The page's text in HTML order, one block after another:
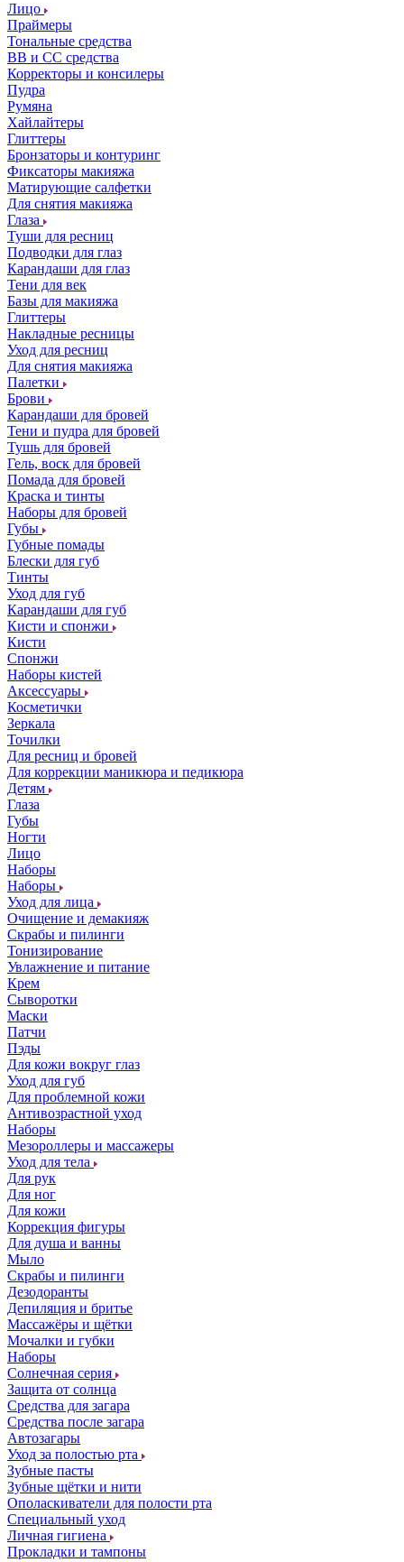
Лицо
Праймеры
Тональные средства
ВВ и СС средства
Корректоры и консилеры
Пудра
Румяна
Хайлайтеры
Глиттеры
Бронзаторы и контуринг
Фиксаторы макияжа
Матирующие салфетки
Для снятия макияжа
Глаза
Туши для ресниц
Подводки для глаз
Карандаши для глаз
Тени для век
Базы для макияжа
Глиттеры
Накладные ресницы
Уход для ресниц
Для снятия макияжа
Палетки
Брови
Карандаши для бровей
Тени и пудра для бровей
Тушь для бровей
Гель, воск для бровей
Помада для бровей
Краска и тинты
Наборы для бровей
Губы
Губные помады
Блески для губ
Тинты
Уход для губ
Карандаши для губ
Кисти и спонжи
Кисти
Спонжи
Наборы кистей
Аксессуары
Косметички
Зеркала
Точилки
Для ресниц и бровей
Для коррекции маникюра и педикюра
Детям
Глаза
Губы
Ногти
Лицо
Наборы
Наборы
Уход для лица
Очищение и демакияж
Скрабы и пилинги
Тонизирование
Увлажнение и питание
Крем
Сыворотки
Маски
Патчи
Пэды
Для кожи вокруг глаз
Уход для губ
Для проблемной кожи
Антивозрастной уход
Наборы
Мезороллеры и массажеры
Уход для тела
Для рук
Для ног
Для кожи
Коррекция фигуры
Для душа и ванны
Мыло
Скрабы и пилинги
Дезодоранты
Депиляция и бритье
Массажёры и щётки
Мочалки и губки
Наборы
Солнечная серия
Защита от солнца
Средства для загара
Средства после загара
Автозагары
Уход за полостью рта
Зубные пасты
Зубные щётки и нити
Ополаскиватели для полости рта
Специальный уход
Личная гигиена
Прокладки и тампоны